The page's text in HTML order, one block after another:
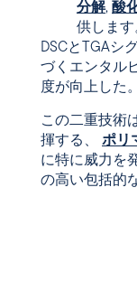
分解, 酸
供します
DSCとTGAシ
づくエンタル
度が向上した。
この二重技術
揮する、 ポリ
に特に威力を
の高い包括的